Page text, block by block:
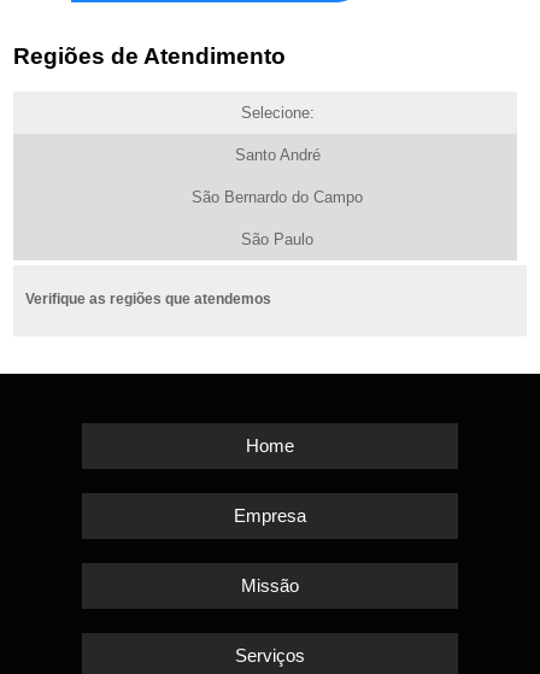
Regiões de Atendimento
Selecione:
Santo André
São Bernardo do Campo
São Paulo
Verifique as regiões que atendemos
Home
Empresa
Missão
Serviços